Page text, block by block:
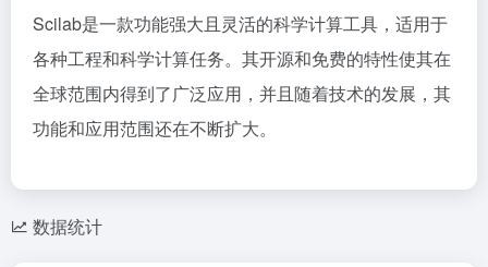
Scilab是一款功能强大且灵活的科学计算工具，适用于
各种工程和科学计算任务。其开源和免费的特性使其在
全球范围内得到了广泛应用，并且随着技术的发展，其
功能和应用范围还在不断扩大。
数据统计